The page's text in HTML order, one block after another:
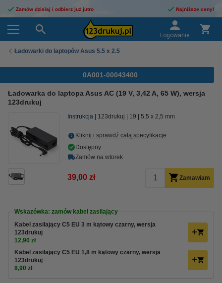
Zamów dzisiaj i odbierz już jutro Najniższe ceny!
Logowanie
Ładowarki do laptopów Asus 5.5 x 2.5
0A001-00043400
Ładowarka do laptopa Asus AC (19 V, 3,42 A, 65 W), wersja
123drukuj
Instrukcja 123drukuj 19 5,5 x 2,5 mm
Kliknij i sprawdź całą specyfikacje
Dostępny
Zamów na wtorek
39,00 zł Zamawiam
Wskazówka: zamów kabel zasilający
Kabel zasilający C5 EU 3 m kątowy czarny, wersja
123drukuj
12,90 zł
Kabel zasilający C5 EU 1,8 m kątowy czarny, wersja
123drukuj
8,90 zł